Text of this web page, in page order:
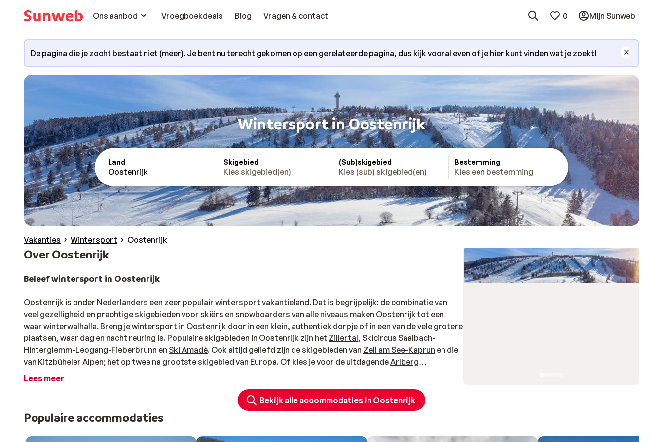
Ons aanbod
Vroegboekdeals Blog Vragen & contact 0 Mijn Sunweb
De pagina die je zocht bestaat niet (meer). Je bent nu terecht gekomen op een gerelateerde pagina, dus kijk vooral even of je hier kunt vinden wat je zoekt!
Wintersport in Oostenrijk
Land
Oostenrijk
Skigebied
Kies skigebied(en)
(Sub)skigebied
Kies (sub) skigebied(en)
Bestemming
Kies een bestemming
Vakanties Wintersport Oostenrijk
Over Oostenrijk
Beleef wintersport in Oostenrijk
Oostenrijk is onder Nederlanders een zeer populair wintersport vakantieland. Dat is begrijpelijk: de combinatie van
veel gezelligheid en prachtige skigebieden voor skiërs en snowboarders van alle niveaus maken Oostenrijk tot een
waar winterwalhalla. Breng je wintersport in Oostenrijk door in een klein, authentiek dorpje of in een van de vele grotere
plaatsen, waar dag en nacht reuring is. Populaire skigebieden in Oostenrijk zijn het Zillertal, Skicircus Saalbach-
Hinterglemm-Leogang-Fieberbrunn en Ski Amadé. Ook altijd geliefd zijn de skigebieden van Zell am See-Kaprun en die
van Kitzbüheler Alpen; het op twee na grootste skigebied van Europa. Of kies je voor de uitdagendeArlberg
Skiregion
In de winter biedt Oostenrijk het ideale podium voor een vakantie vol sneeuwpret. Of je nu van skiën, snowboarden,
langlaufen, rodelen, schaatsen of (sneeuw)wandelen houdt: je vindt het in het wintersportland pur sang. Na een dag op
Lees meer
Bekijk alle accommodaties in Oostenrijk
Populaire accommodaties